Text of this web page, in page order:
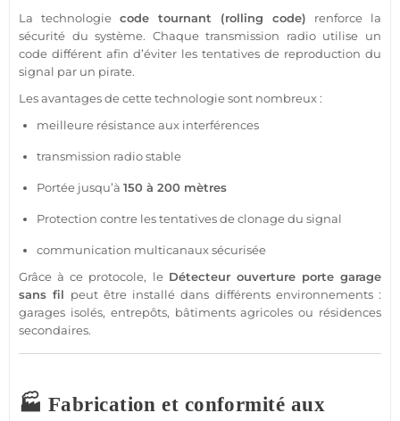
La technologie code tournant (rolling code) renforce la
sécurité dusystème. Chaquetransmission radio utilise un
code différent afin d’éviter les tentatives de reproduction du
signal par un pirate.
Les avantages de cette technologie sont nombreux :
meilleure résistance aux interférences
transmission radio stable
Portée jusqu’à 150 à 200 mètres
Protection contre les tentatives de clonage du signal
communication multicanaux sécurisée
Grâce à ce protocole, le Détecteurouverture porte garage
sans fil peut être installé dans différents environnements :
garages isolés, entrepôts, bâtiments agricoles ou résidences
secondaires.
🏭 Fabrication et conformité aux